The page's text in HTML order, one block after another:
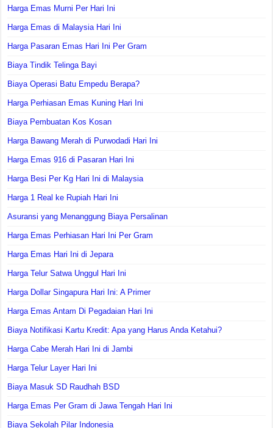
Harga Emas Murni Per Hari Ini
Harga Emas di Malaysia Hari Ini
Harga Pasaran Emas Hari Ini Per Gram
Biaya Tindik Telinga Bayi
Biaya Operasi Batu Empedu Berapa?
Harga Perhiasan Emas Kuning Hari Ini
Biaya Pembuatan Kos Kosan
Harga Bawang Merah di Purwodadi Hari Ini
Harga Emas 916 di Pasaran Hari Ini
Harga Besi Per Kg Hari Ini di Malaysia
Harga 1 Real ke Rupiah Hari Ini
Asuransi yang Menanggung Biaya Persalinan
Harga Emas Perhiasan Hari Ini Per Gram
Harga Emas Hari Ini di Jepara
Harga Telur Satwa Unggul Hari Ini
Harga Dollar Singapura Hari Ini: A Primer
Harga Emas Antam Di Pegadaian Hari Ini
Biaya Notifikasi Kartu Kredit: Apa yang Harus Anda Ketahui?
Harga Cabe Merah Hari Ini di Jambi
Harga Telur Layer Hari Ini
Biaya Masuk SD Raudhah BSD
Harga Emas Per Gram di Jawa Tengah Hari Ini
Biaya Sekolah Pilar Indonesia